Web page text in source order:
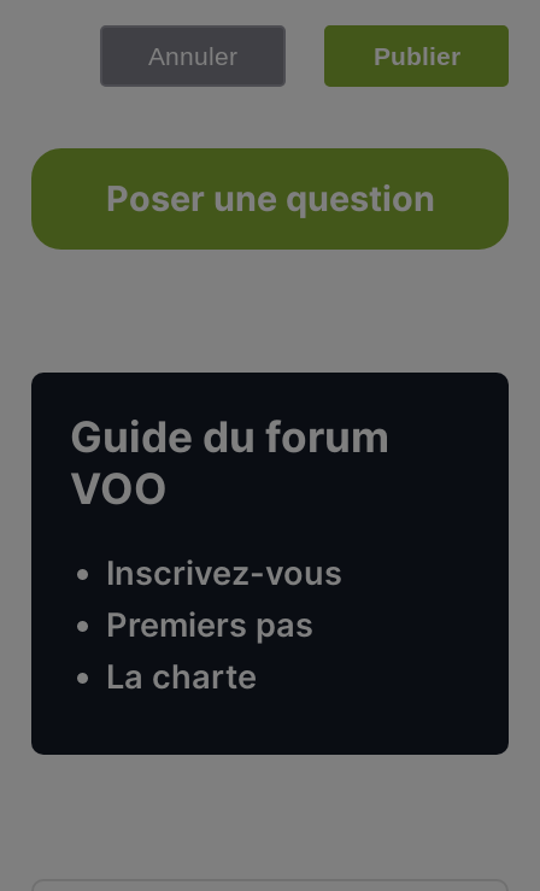
Annuler Publier
Poser une question
Guide du forum
VOO
Inscrivez-vous
Premiers pas
La charte